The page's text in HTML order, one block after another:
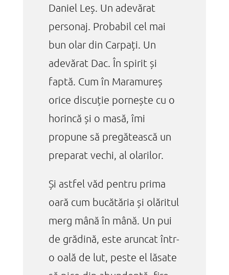
Daniel Leș. Un adevărat
personaj. Probabil cel mai
bun olar din Carpați. Un
adevărat Dac. În spirit și
faptă. Cum în Maramureș
orice discuție pornește cu o
horincă și o masă, îmi
propune să pregătească un
preparat vechi, al olarilor.
Și astfel văd pentru prima
oară cum bucătăria și olăritul
merg mână în mână. Un pui
de grădină, este aruncat într-
o oală de lut, peste el lăsate